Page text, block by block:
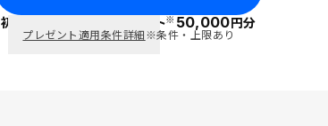
初回面談で ポイント※50,000円分
プレゼント適用条件詳細※条件・上限あり